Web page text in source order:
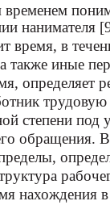
время, в
также иные
определяет
степени под
нахождения